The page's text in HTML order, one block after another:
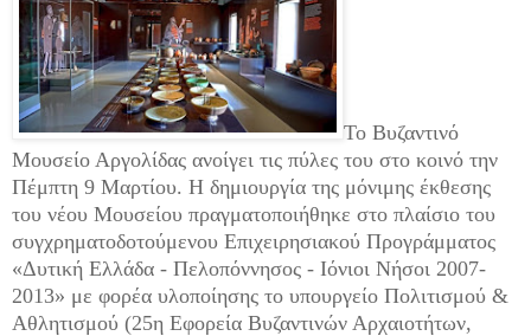
Το Βυζαντινό
Μουσείο Αργολίδας ανοίγει τις πύλες του στο κοινό την
Πέμπτη 9 Μαρτίου. Η δημιουργία της μόνιμης έκθεσης
του νέου Μουσείου πραγματοποιήθηκε στο πλαίσιο του
συγχρηματοδοτούμενου Επιχειρησιακού Προγράμματος
«Δυτική Ελλάδα - Πελοπόννησος - Ιόνιοι Νήσοι 2007-
2013» με φορέα υλοποίησης το υπουργείο Πολιτισμού &
Αθλητισμού (25η Εφορεία Βυζαντινών Αρχαιοτήτων,